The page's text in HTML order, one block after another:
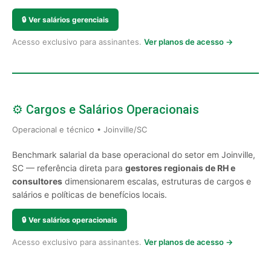
🔒 Ver salários gerenciais
Acesso exclusivo para assinantes. Ver planos de acesso →
⚙️ Cargos e Salários Operacionais
Operacional e técnico • Joinville/SC
Benchmark salarial da base operacional do setor em Joinville,
SC — referência direta para gestores regionais de RH e
consultores dimensionarem escalas, estruturas de cargos e
salários e políticas de benefícios locais.
🔒 Ver salários operacionais
Acesso exclusivo para assinantes. Ver planos de acesso →